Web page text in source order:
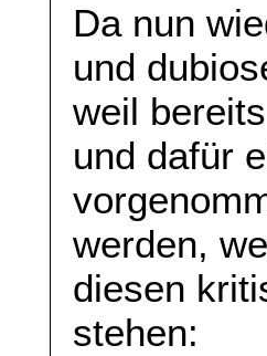
Da nun
und
weil
und dafür
werden,
diesen
stehen: